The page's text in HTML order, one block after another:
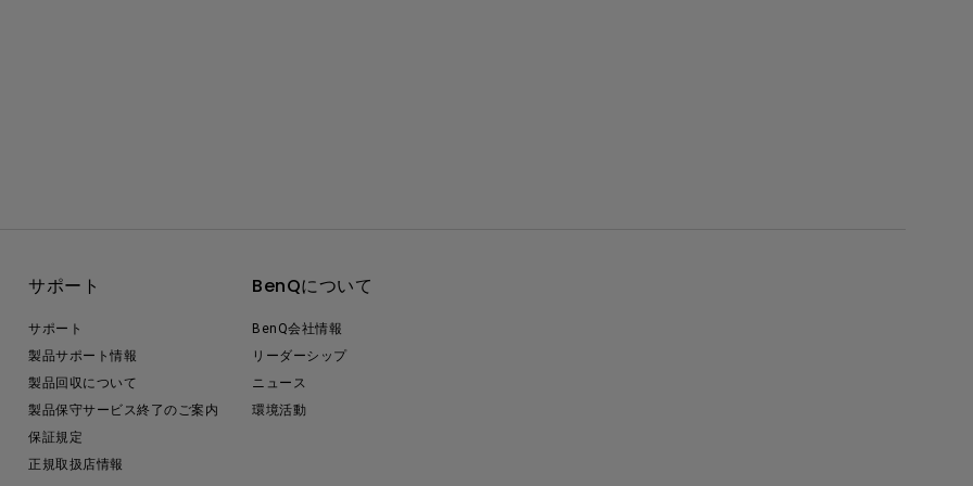
サポート
サポート
製品サポート情報
製品回収について
製品保守サービス終了のご案内
保証規定
正規取扱店情報
BenQについて
BenQ会社情報
リーダーシップ
ニュース
環境活動